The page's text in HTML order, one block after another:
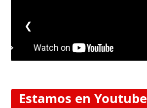
❮
Estamos en Youtube